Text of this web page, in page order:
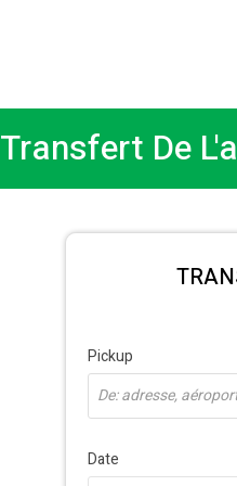
Transfert De
Pickup
De: adresse,
Date